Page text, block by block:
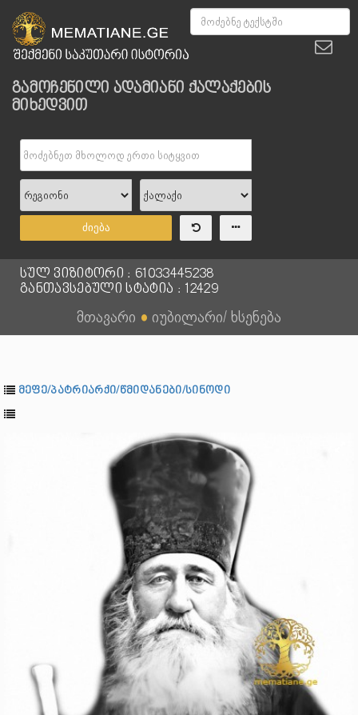
გამოჩენილი ადამიანი ქალაქების
მიხედვით
ძიება
სულ ვიზიტორი : 61033445238
განთავსებული სტატია : 12429
მთავარი ● იუბილარი/ ხსენება
მეფე/პატრიარქი/წმიდანები/სინოდი